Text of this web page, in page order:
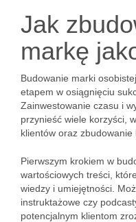
Jak
markę
Budowanie marki
etapem w osiągnięciu
Zainwestowanie czasu i
przynieść wiele korzyści,
klientów oraz zbudowanie
Pierwszym krokiem w
wartościowych treści,
wiedzy i umiejętności.
instruktażowe czy
potencjalnym klientom